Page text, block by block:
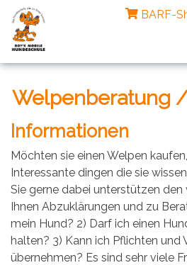
BARF-
Welpenberatung
Informationen
Möchten sie einen Welpen
Interessante dingen die sie
Sie gerne dabei unterstützen
Ihnen Abzuklärungen und zu
mein Hund? 2) Darf ich einen
halten? 3) Kann ich Pflichten und
übernehmen? Es sind sehr viele